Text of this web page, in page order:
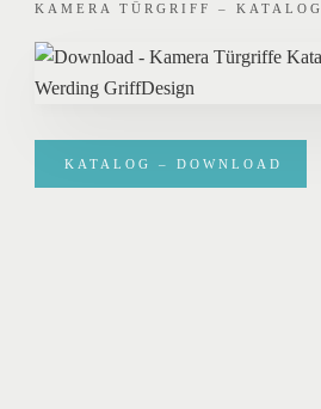
KAMERA TÜRGRIFF – KATALOG
KATALOG – DOWNLOAD